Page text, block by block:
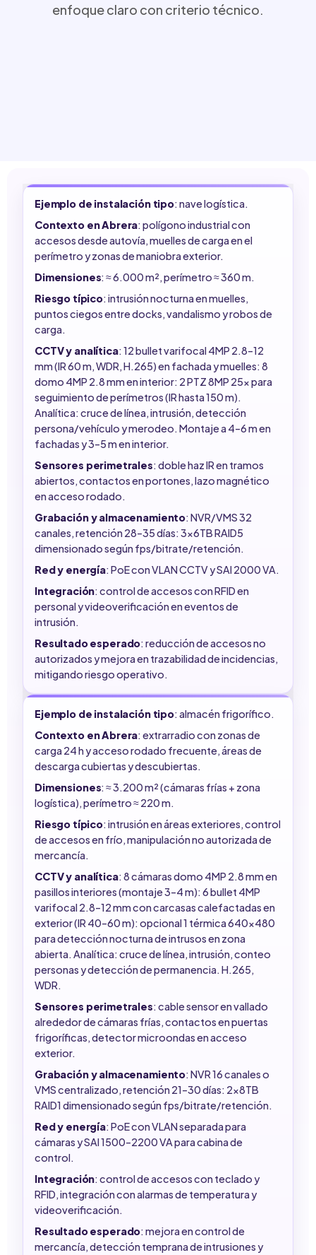
enfoque claro con criterio técnico.
Ejemplo de instalación tipo: nave logística.
Contexto en Abrera: polígono industrial con
accesos desde autovía, muelles de carga en el
perímetro y zonas de maniobra exterior.
Dimensiones: ≈ 6.000 m², perímetro ≈ 360 m.
Riesgo típico: intrusión nocturna en muelles,
puntos ciegos entre docks, vandalismo y robos de
carga.
CCTV y analítica: 12 bullet varifocal 4MP 2.8–12
mm (IR 60 m, WDR, H.265) en fachada y muelles: 8
domo 4MP 2.8 mm en interior: 2 PTZ 8MP 25x para
seguimiento de perímetros (IR hasta 150 m).
Analítica: cruce de línea, intrusión, detección
persona/vehículo y merodeo. Montaje a 4–6 m en
fachadas y 3–5 m en interior.
Sensores perimetrales: doble haz IR en tramos
abiertos, contactos en portones, lazo magnético
en acceso rodado.
Grabación y almacenamiento: NVR/VMS 32
canales, retención 28–35 días: 3x6TB RAID5
dimensionado según fps/bitrate/retención.
Red y energía: PoE con VLAN CCTV y SAI 2000 VA.
Integración: control de accesos con RFID en
personal y videoverificación en eventos de
intrusión.
Resultado esperado: reducción de accesos no
autorizados y mejora en trazabilidad de incidencias,
mitigando riesgo operativo.
Ejemplo de instalación tipo: almacén frigorífico.
Contexto en Abrera: extrarradio con zonas de
carga 24 h y acceso rodado frecuente, áreas de
descarga cubiertas y descubiertas.
Dimensiones: ≈ 3.200 m² (cámaras frías + zona
logística), perímetro ≈ 220 m.
Riesgo típico: intrusión en áreas exteriores, control
de accesos en frío, manipulación no autorizada de
mercancía.
CCTV y analítica: 8 cámaras domo 4MP 2.8 mm en
pasillos interiores (montaje 3–4 m): 6 bullet 4MP
varifocal 2.8–12 mm con carcasas calefactadas en
exterior (IR 40–60 m): opcional 1 térmica 640×480
para detección nocturna de intrusos en zona
abierta. Analítica: cruce de línea, intrusión, conteo
personas y detección de permanencia. H.265,
WDR.
Sensores perimetrales: cable sensor en vallado
alrededor de cámaras frías, contactos en puertas
frigoríficas, detector microondas en acceso
exterior.
Grabación y almacenamiento: NVR 16 canales o
VMS centralizado, retención 21–30 días: 2x8TB
RAID1 dimensionado según fps/bitrate/retención.
Red y energía: PoE con VLAN separada para
cámaras y SAI 1500–2200 VA para cabina de
control.
Integración: control de accesos con teclado y
RFID, integración con alarmas de temperatura y
videoverificación.
Resultado esperado: mejora en control de
mercancía, detección temprana de intrusiones y